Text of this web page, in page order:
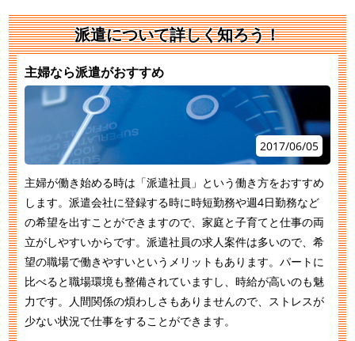
派遣について詳しく知ろう！
主婦なら派遣がおすすめ
2017/06/05
主婦が働き始める時は「派遣社員」という働き方をおすすめ
します。派遣会社に登録する時に時短勤務や週4日勤務など
の希望を出すことができますので、家庭と子育てと仕事の両
立がしやすいからです。派遣社員の求人案件は多いので、希
望の職場で働きやすいというメリットもあります。パートに
比べると職場環境も整備されていますし、時給が高いのも魅
力です。人間関係の煩わしさもありませんので、ストレスが
少ない状況で仕事をすることができます。